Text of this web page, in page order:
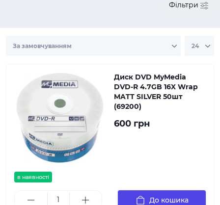
Фільтри
в наявності
Диск DVD MyMedia
DVD-R 4.7GB 16X Wrap
MATT SILVER 50шт
(69200)
600 грн
До кошика